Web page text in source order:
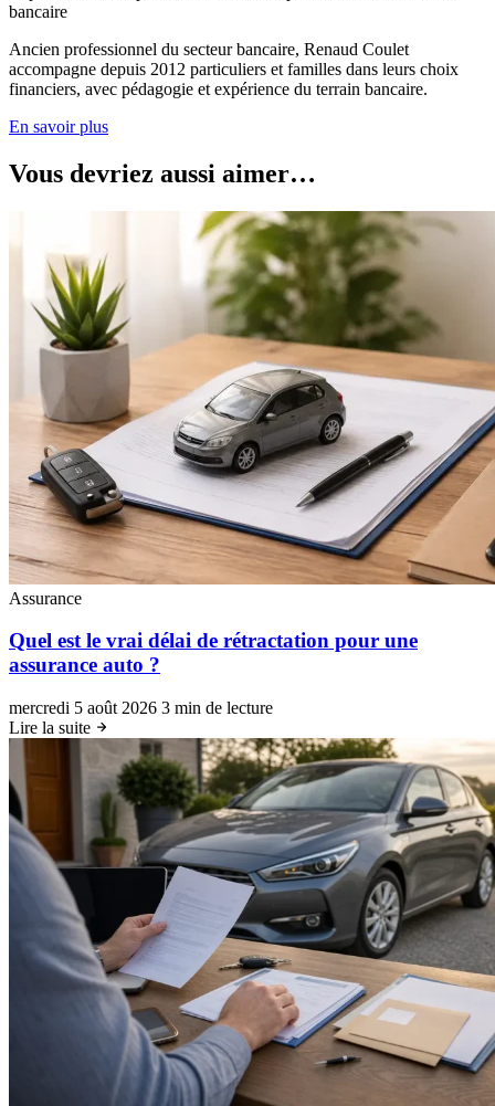
bancaire
Ancien professionnel du secteur bancaire, Renaud Coulet
accompagne depuis 2012 particuliers et familles dans leurs choix
financiers, avec pédagogie et expérience du terrain bancaire.
En savoir plus
Vous devriez aussi aimer…
Assurance
Quel est le vrai délai de rétractation pour une
assurance auto ?
mercredi 5 août 2026 3 min de lecture
Lire la suite